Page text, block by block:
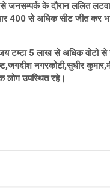
जनसम्पर्क के दौरान ललित
400 से अधिक सीट जीत कर
टम्टा 5 लाख से अधिक
नगरकोटी,सुधीर
लोग उपस्थित रहे।